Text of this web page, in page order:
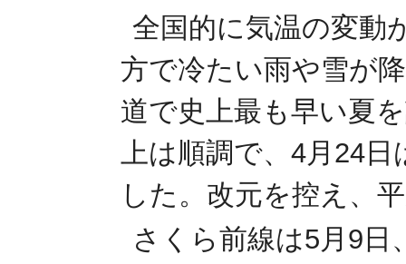
全国的に気温の変動
方で冷たい雨や雪が
道で史上最も早い夏
上は順調で、4月24
した。改元を控え、
さくら前線は5月9日